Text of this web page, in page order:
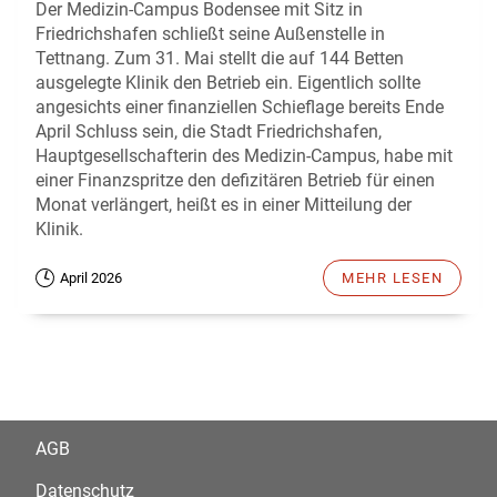
Der Medizin-Campus Bodensee mit Sitz in
Friedrichshafen schließt seine Außenstelle in
Tettnang. Zum 31. Mai stellt die auf 144 Betten
ausgelegte Klinik den Betrieb ein. Eigentlich sollte
angesichts einer finanziellen Schieflage bereits Ende
April Schluss sein, die Stadt Friedrichshafen,
Hauptgesellschafterin des Medizin-Campus, habe mit
einer Finanzspritze den defizitären Betrieb für einen
Monat verlängert, heißt es in einer Mitteilung der
Klinik.
April 2026 MEHR LESEN
AGB
Datenschutz